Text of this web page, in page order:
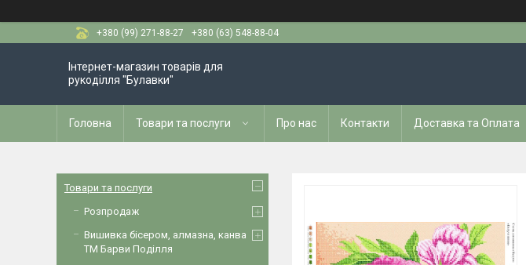
+380 (99) 271-88-27
+380 (63) 548-88-04
Інтернет-магазин товарів для
рукоділля "Булавки"
Головна Товари та послуги Про нас Контакти Доставка та Оплата
Товари та послуги
Розпродаж
Вишивка бісером, алмазна, канва
ТМ Барви Поділля